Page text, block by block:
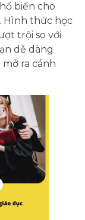
biến cho
Hình thức học
trội so với
dễ dàng
ra cánh